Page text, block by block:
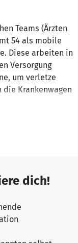
Teams (Ärzten
54 als mobile
Diese arbeiten in
Versorgung
um verletze
die Krankenwagen
nicht mehr
kugelsichere
erste private
dem
dem Schiff
bis August
dich!